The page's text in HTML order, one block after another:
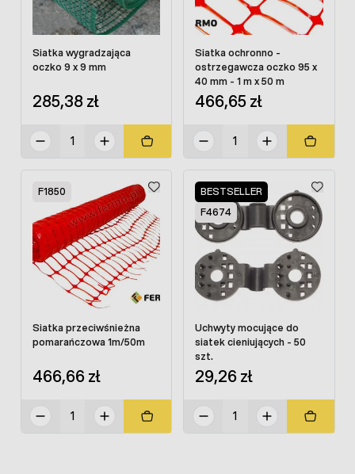
Siatka wygradzająca
oczko 9 x 9 mm
285,38 zł
Siatka ochronno -
ostrzegawcza oczko 95 x
40 mm - 1 m x 50 m
466,65 zł
F1850
Siatka przeciwśnieżna
pomarańczowa 1m/50m
466,66 zł
BESTSELLER
F4674
Uchwyty mocujące do
siatek cieniujących - 50
szt.
29,26 zł